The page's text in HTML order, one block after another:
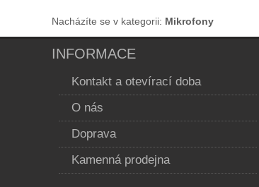
Nacházíte se v kategorii: Mikrofony
INFORMACE
Kontakt a otevírací doba
O nás
Doprava
Kamenná prodejna